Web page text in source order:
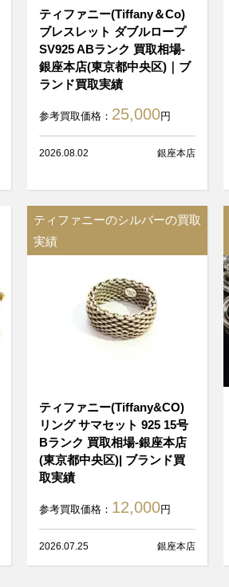
ティファニー(Tiffany＆Co)
ブレスレット ダブルロープ
SV925 ABランク 買取相場-
銀座本店(東京都中央区)｜ブ
ランド買取実績
参考買取価格： 25,000円
2026.08.02 銀座本店
ティファニーのシルバーの買取
実績
ティファニー(Tiffany&CO)
リング サマセット 925 15号
Bランク 買取相場-銀座本店
(東京都中央区)| ブランド買
取実績
参考買取価格： 12,000円
2026.07.25 銀座本店